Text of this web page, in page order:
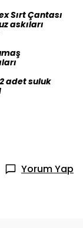
Sırt Çantası
askıları
adet suluk
Yorum Yap